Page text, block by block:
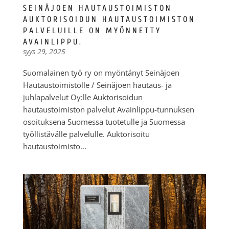
SEINÄJOEN HAUTAUSTOIMISTON
AUKTORISOIDUN HAUTAUSTOIMISTON
PALVELUILLE ON MYÖNNETTY
AVAINLIPPU.
syys 29, 2025
Suomalainen työ ry on myöntänyt Seinäjoen
Hautaustoimistolle / Seinäjoen hautaus- ja
juhlapalvelut Oy:lle Auktorisoidun
hautaustoimiston palvelut Avainlippu-tunnuksen
osoituksena Suomessa tuotetulle ja Suomessa
työllistävälle palvelulle. Auktorisoitu
hautaustoimisto...